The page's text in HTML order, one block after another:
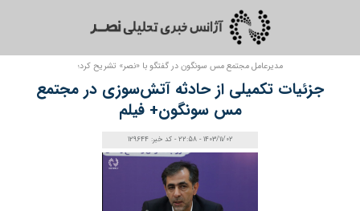
مدیرعامل مجتمع مس سونگون در گفتگو با «نصر» تشریح کرد؛
جزئیات تکمیلی از حادثه آتش‌سوزی در مجتمع
مس سونگون+ فیلم
1403/11/02 - 22:58 - کد خبر: 129644